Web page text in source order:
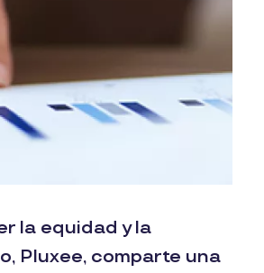
la equidad y la
Pluxee, comparte una